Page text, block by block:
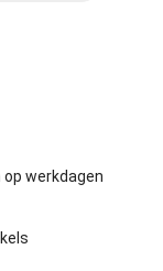
op werkdagen